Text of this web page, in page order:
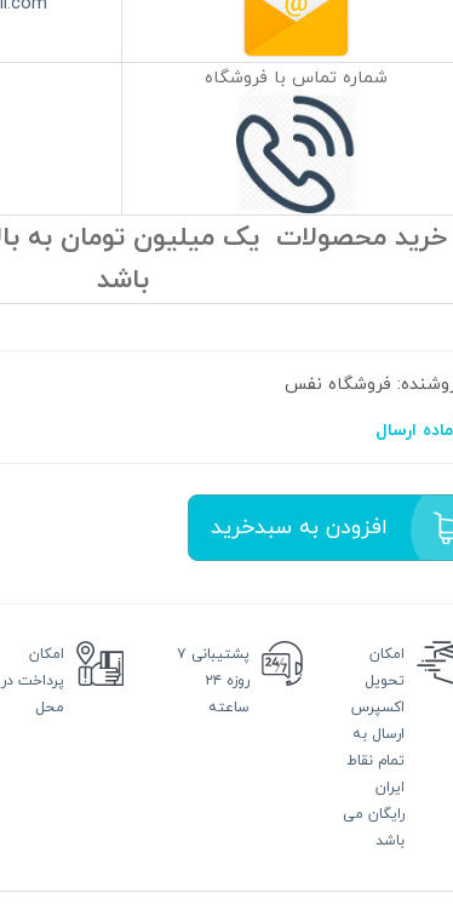
شماره تماس با فروشگاه
خرید محصولات یک میلیون تومان به
باشد
فروشگاه نفس
ارسال
افزودن به سبدخرید
امکان
تحویل
اکسپرس
ارسال به
تمام نقاط
ایران
رایگان می
باشد
پشتیبانی ۷
روزه ۲۴
ساعته
امکان
پرداخت در
محل